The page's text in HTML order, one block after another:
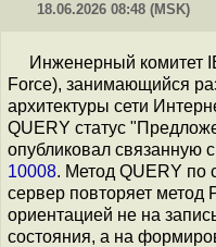
18.06.2026 08:48 (MSK)
Инженерный комитет
Force), занимающийся
архитектуры сети
QUERY статус
опубликовал связанную
10008. Метод QUERY по
сервер повторяет метод
ориентацией не на
состояния, а на